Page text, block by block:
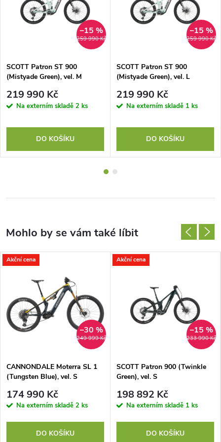
259 990 Kč
–15 %
SCOTT Patron ST 900
(Mistyade Green), vel. M
219 990 Kč
Na externím skladě 2 ks
DO KOŠÍKU
259 990 Kč
–15 %
SCOTT Patron ST 900
(Mistyade Green), vel. L
219 990 Kč
Na externím skladě 1 ks
DO KOŠÍKU
Akční cena
249 999 Kč
–30 %
CANNONDALE Moterra SL 1
(Tungsten Blue), vel. S
174 990 Kč
Na externím skladě 2 ks
DO KOŠÍKU
Akční cena
233 990 Kč
–15 %
SCOTT Patron 900 (Twinkle
Green), vel. S
198 892 Kč
Na externím skladě 1 ks
DO KOŠÍKU